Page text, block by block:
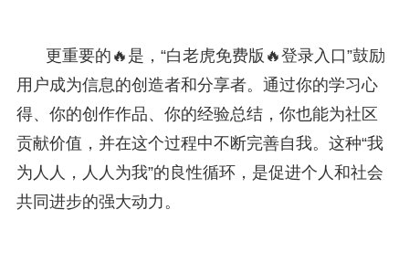
更重要的🔥是，“白老虎免费版🔥登录入口”鼓励
用户成为信息的创造者和分享者。通过你的学习心
得、你的创作作品、你的经验总结，你也能为社区
贡献价值，并在这个过程中不断完善自我。这种“我
为人人，人人为我”的良性循环，是促进个人和社会
共同进步的强大动力。